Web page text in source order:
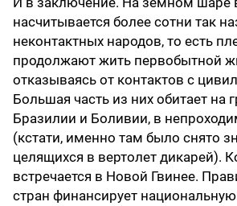
насчитывается более сотни так
неконтактных народов, то есть
продолжают жить первобытной
отказываясь от контактов с
Большая часть из них обитает на
Бразилии и Боливии, в
(кстати, именно там было снято
целящихся в вертолет дикарей).
встречается в Новой Гвинее.
стран финансирует